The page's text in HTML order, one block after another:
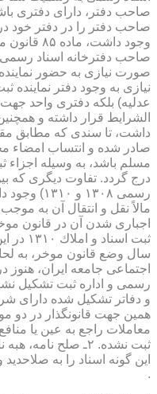
صاحب دفتر، دارای دفتری
صاحب دفتر را در دفتر خود
وجود
صاحب دفترخانه اسناد
صورت نیازی به حضور نماینده
نیازی به وجود دفتر نماینده
عدلیه) بلكه دفتری واحد
الشرایط قرار داشته و
داشت، تا سندی كه مطابق
صادر شده و انتساب امضاء
مسلم باشد، به وسیله اجزاء
درج گردد. تفاوت دیگری كه
رسمی ۱۳۰۸
مالاً نقل و انتقال آن به
ثبت
سال وضع قانون موخر، به
اجتماعی جامعه ایران، هنوز
رسمی و اداره ثبت تشكیل
و دفاتر تشكیل شده دارای
معاملات راجع به عین یا
ثبت نشده. ۲ـ صلح
این گونه اسناد را به
.